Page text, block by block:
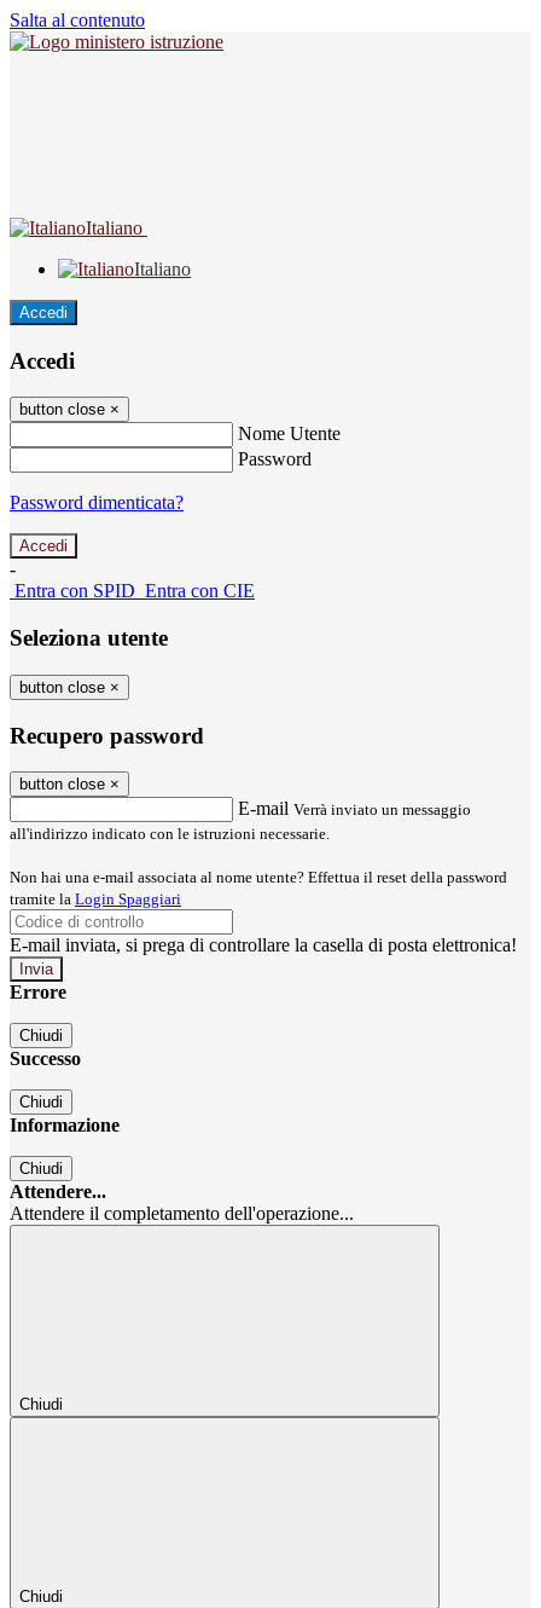
Salta al contenuto
Italiano
Italiano
Accedi
Accedi
button close ×
Nome Utente
Password
Password dimenticata?
-
Entra con SPID Entra con CIE
Seleziona utente
button close ×
Recupero password
button close ×
E-mail Verrà inviato un messaggio
all'indirizzo indicato con le istruzioni necessarie.
Non hai una e-mail associata al nome utente? Effettua il reset della password
tramite la Login Spaggiari
E-mail inviata, si prega di controllare la casella di posta elettronica!
Errore
Chiudi
Successo
Chiudi
Informazione
Chiudi
Attendere...
Attendere il completamento dell'operazione...
Chiudi
Chiudi